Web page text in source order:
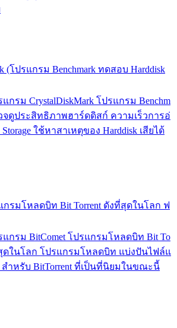
(โปรแกรม Benchmark ทดสอบ Harddisk
กรม CrystalDiskMark โปรแกรม Benchm
จดูประสิทธิภาพฮาร์ดดิสก์ ความเร็วการอ่
ใช้หาสาเหตุของ Harddisk เสียได้
กรมโหลดบิท Bit Torrent ดังที่สุดในโลก ฟ
กรม BitComet โปรแกรมโหลดบิท Bit To
ดในโลก โปรแกรมโหลดบิท แบ่งปันไฟล์แ
สำหรับ BitTorrent ที่เป็นที่นิยมในขณะนี้